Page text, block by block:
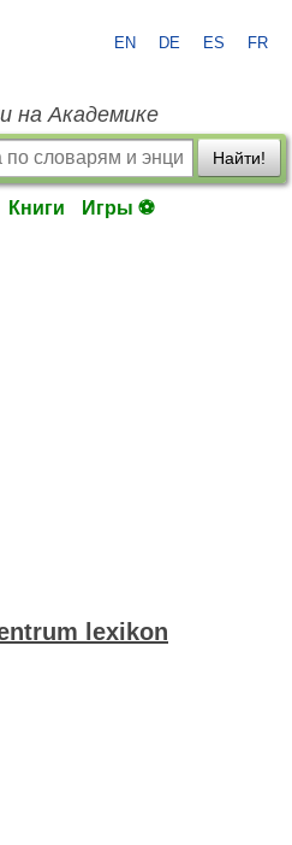
EN DE ES FR
на Академике
Найти!
Книги Игры ⚽
lexikon